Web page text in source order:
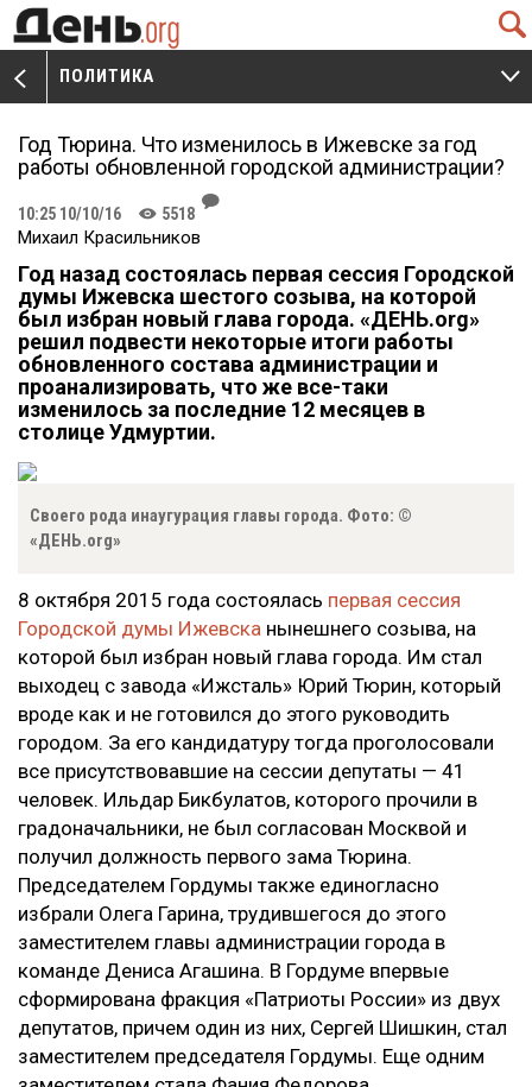
Q
V
ПОЛИТИКА
W
Год Тюрина. Что изменилось в Ижевске за год
работы обновленной городской администрации?
10:25 10/10/16 K 5518
J
Михаил Красильников
Год назад состоялась первая сессия Городской
думы Ижевска шестого созыва, на которой
был избран новый глава города. «ДЕНЬ.org»
решил подвести некоторые итоги работы
обновленного состава администрации и
проанализировать, что же все-таки
изменилось за последние 12 месяцев в
столице Удмуртии.
Своего рода инаугурация главы города. Фото: ©
«ДЕНЬ.org»
8 октября 2015 года состоялась первая сессия
Городской думы Ижевска нынешнего созыва, на
которой был избран новый глава города. Им стал
выходец с завода «Ижсталь» Юрий Тюрин, который
вроде как и не готовился до этого руководить
городом. За его кандидатуру тогда проголосовали
все присутствовавшие на сессии депутаты — 41
человек. Ильдар Бикбулатов, которого прочили в
градоначальники, не был согласован Москвой и
получил должность первого зама Тюрина.
Председателем Гордумы также единогласно
избрали Олега Гарина, трудившегося до этого
заместителем главы администрации города в
команде Дениса Агашина. В Гордуме впервые
сформирована фракция «Патриоты России» из двух
депутатов, причем один из них, Сергей Шишкин, стал
заместителем председателя Гордумы. Еще одним